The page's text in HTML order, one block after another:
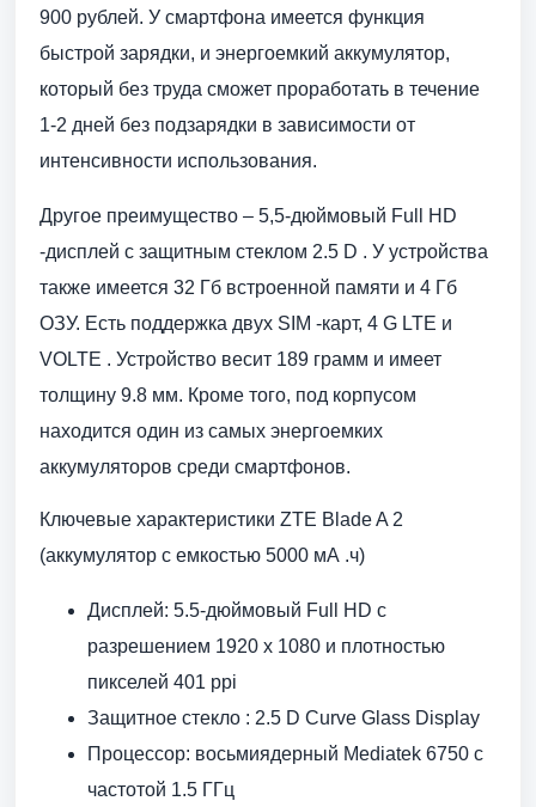
900 рублей. У смартфона имеется функция
быстрой зарядки, и энергоемкий аккумулятор,
который без труда сможет проработать в течение
1-2 дней без подзарядки в зависимости от
интенсивности использования.
Другое преимущество – 5,5-дюймовый Full HD
-дисплей с защитным стеклом 2.5 D . У устройства
также имеется 32 Гб встроенной памяти и 4 Гб
ОЗУ. Есть поддержка двух SIM -карт, 4 G LTE и
VOLTE . Устройство весит 189 грамм и имеет
толщину 9.8 мм. Кроме того, под корпусом
находится один из самых энергоемких
аккумуляторов среди смартфонов.
Ключевые характеристики ZTE Blade A 2
(аккумулятор с емкостью 5000 мА .ч)
Дисплей: 5.5-дюймовый Full HD с
разрешением 1920 x 1080 и плотностью
пикселей 401 ppi
Защитное стекло : 2.5 D Curve Glass Display
Процессор: восьмиядерный Mediatek 6750 с
частотой 1.5 ГГц